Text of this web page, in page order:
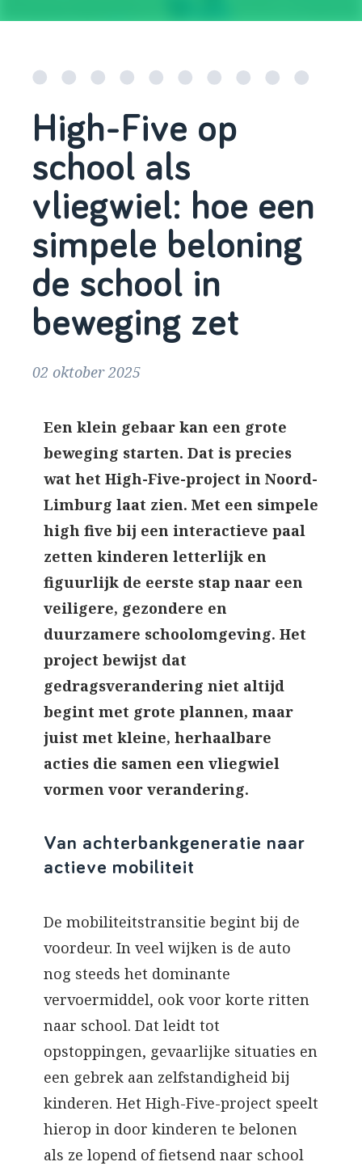
High-Five op
school als
vliegwiel: hoe een
simpele beloning
de school in
beweging zet
02 oktober 2025
Een klein gebaar kan een grote
beweging starten. Dat is precies
wat het High-Five-project in Noord-
Limburg laat zien. Met een simpele
high five bij een interactieve paal
zetten kinderen letterlijk en
figuurlijk de eerste stap naar een
veiligere, gezondere en
duurzamere schoolomgeving. Het
project bewijst dat
gedragsverandering niet altijd
begint met grote plannen, maar
juist met kleine, herhaalbare
acties die samen een vliegwiel
vormen voor verandering.
Van achterbankgeneratie naar
actieve mobiliteit
De mobiliteitstransitie begint bij de
voordeur. In veel wijken is de auto
nog steeds het dominante
vervoermiddel, ook voor korte ritten
naar school. Dat leidt tot
opstoppingen, gevaarlijke situaties en
een gebrek aan zelfstandigheid bij
kinderen. Het High-Five-project speelt
hierop in door kinderen te belonen
als ze lopend of fietsend naar school